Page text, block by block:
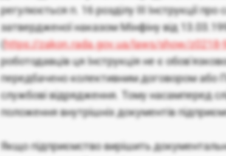
регулюється п. 16 розділу ІІІ Інструкції
затвердженої наказом Мінфіну від
(https://zakon.rada.gov.ua/laws/show/z0218-
роботодавців ця Інструкція не є
передбачено колективним договором або
службові відрядження. Тому насамперед
положення внутрішніх документів
Якщо підприємство вирішить